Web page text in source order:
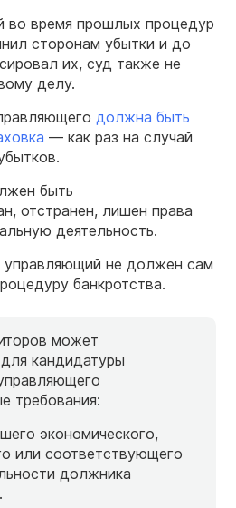
во время прошлых процедур
сторонам убытки и до
их, суд также не
делу.
должна быть
— как раз на случай
быть
отстранен, лишен права
деятельность.
не должен сам
банкротства.
может
кандидатуры
требования:
экономического,
или соответствующего
должника